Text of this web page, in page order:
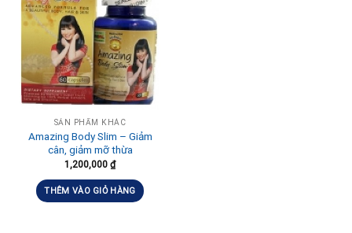
SẢN PHẨM KHÁC
Amazing Body Slim – Giảm
cân, giảm mỡ thừa
1,200,000 ₫
THÊM VÀO GIỎ HÀNG